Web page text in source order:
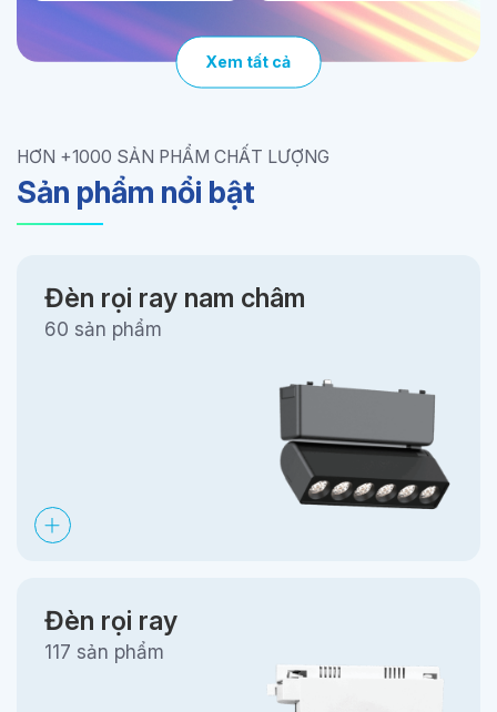
Xem tất cả
HƠN +1000 SẢN PHẨM CHẤT LƯỢNG
Sản phẩm nổi bật
Đèn rọi ray nam châm
60 sản phẩm
Đèn rọi ray
117 sản phẩm